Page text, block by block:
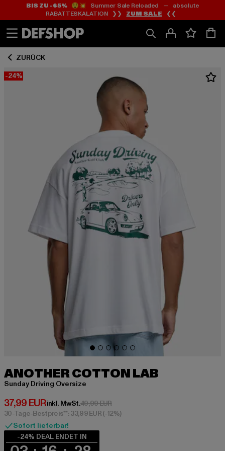
Zum
Inhalt
springen
Zum
Fußzeile
springen
BIS ZU -65%😲💥 Summer Sale Reloaded — absolute
RABATTESKALATION ❯❯ ZUM SALE ❮❮
ZURÜCK
-24%
ANOTHER COTTON LAB
Sunday Driving Oversize
37,99 EUR
Derzeitiger Preis: 37,99 EUR
inkl. MwSt.49,99 EURAktionspreis: 49,99 EUR
30-Tage-Bestpreis**: 33,99 EUR(-12%)
Sofort lieferbar!
-24% DEAL ENDET IN